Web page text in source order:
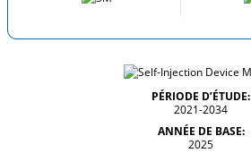
PÉRIODE D’ÉTUDE:
2021-2034
ANNÉE DE BASE:
2025